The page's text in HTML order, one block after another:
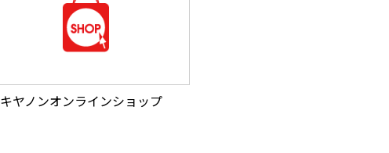
キヤノンオンラインショップ